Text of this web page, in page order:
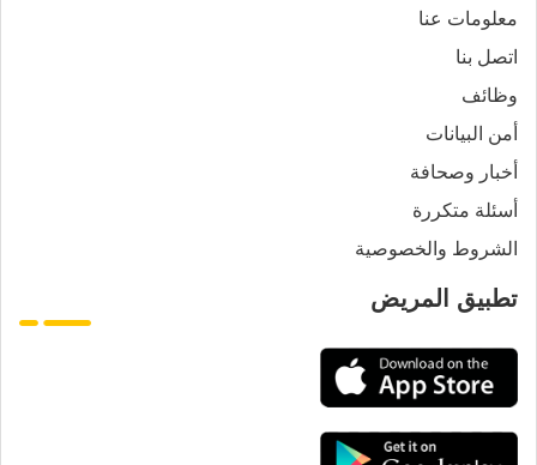
معلومات عنا
اتصل بنا
وظائف
أمن البيانات
أخبار وصحافة
أسئلة متكررة
الشروط والخصوصية
تطبيق المريض